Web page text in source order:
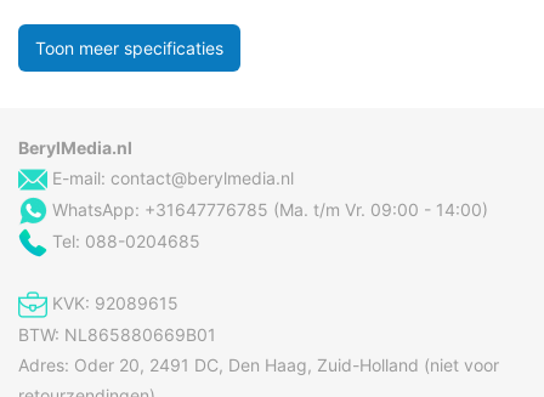
Toon meer specificaties
BerylMedia.nl
E-mail: contact@berylmedia.nl
WhatsApp: +31647776785 (Ma. t/m Vr. 09:00 - 14:00)
Tel: 088-0204685
KVK: 92089615
BTW: NL865880669B01
Adres: Oder 20, 2491 DC, Den Haag, Zuid-Holland (niet voor